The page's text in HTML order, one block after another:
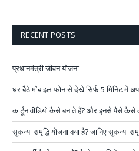
RECENT POSTS
प्रधानमंत्री जीवन योजना
घर बैठे मोबाइल फ़ोन से देखे सिर्फ 5 मिनिट में
कार्टून वीडियो कैसे बनाते हैं? और इनसे पैसे कैसे
सुकन्या समृद्धि योजना क्या है? जानिए सुकन्या